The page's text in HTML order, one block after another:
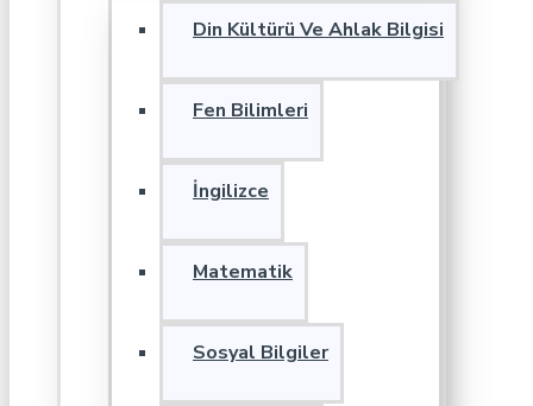
Din Kültürü Ve Ahlak Bilgisi
Fen Bilimleri
İngilizce
Matematik
Sosyal Bilgiler